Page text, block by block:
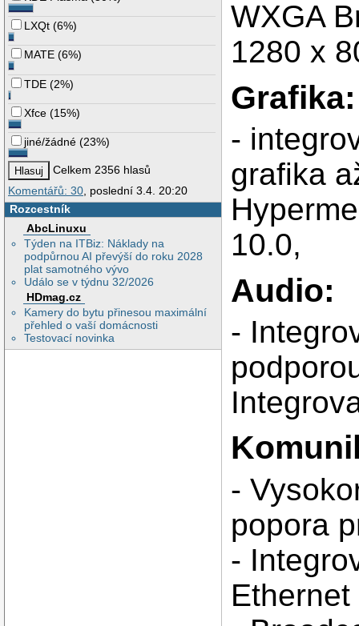
LXQt (6%)
MATE (6%)
TDE (2%)
Xfce (15%)
jiné/žádné (23%)
Celkem 2356 hlasů
Komentářů: 30 , poslední 3.4. 20:20
Rozcestník
AbcLinuxu
Týden na ITBiz: Náklady na
podpůrnou AI převýší do roku 2028
plat samotného vývo
Událo se v týdnu 32/2026
HDmag.cz
Kamery do bytu přinesou maximální
přehled o vaší domácnosti
Testovací novinka
WXGA
1280 x
Grafika:
-
grafika
10.0,
Audio:
-
-
popora
-